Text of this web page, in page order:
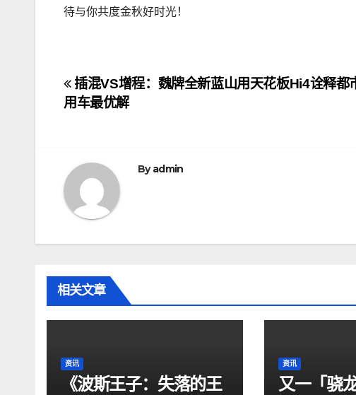
待与你共度金秋好时光！
文
章
航
插混VS增程：魏牌全新蓝山用天花板Hi4诠释都
用车最优解
Byadmin
相关文章
资讯
《波斯王子：失落的王
资讯
又一「骁